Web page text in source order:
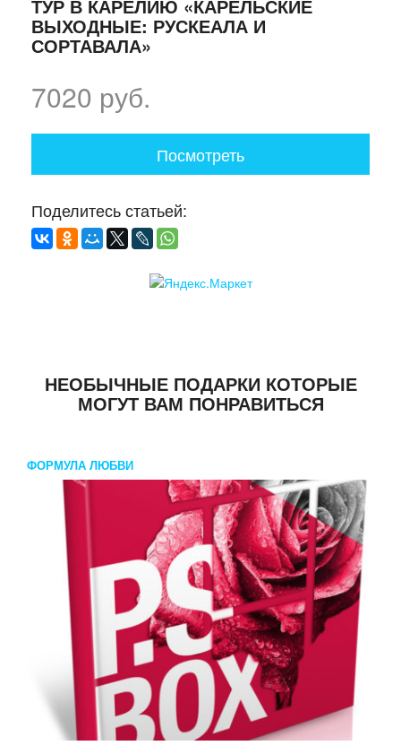
ТУР В КАРЕЛИЮ «КАРЕЛЬСКИЕ
ВЫХОДНЫЕ: РУСКЕАЛА И
СОРТАВАЛА»
7020 руб.
Посмотреть
Поделитесь статьей:
НЕОБЫЧНЫЕ ПОДАРКИ КОТОРЫЕ
МОГУТ ВАМ ПОНРАВИТЬСЯ
ФОРМУЛА ЛЮБВИ